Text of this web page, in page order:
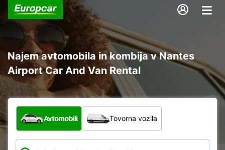
Najem avtomobila in kombija v Nantes
Airport Car And Van Rental
Katera vrsta vozila?
Avtomobili Tovorna vozila